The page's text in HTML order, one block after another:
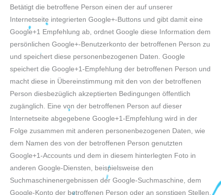
Betätigt die betroffene Person einen der auf unserer
Internetseite integrierten Google+-Buttons und gibt damit eine
Google+1 Empfehlung ab, ordnet Google diese Information dem
persönlichen Google+-Benutzerkonto der betroffenen Person zu
und speichert diese personenbezogenen Daten. Google
speichert die Google+1-Empfehlung der betroffenen Person und
macht diese in Übereinstimmung mit den von der betroffenen
Person diesbezüglich akzeptierten Bedingungen öffentlich
zugänglich. Eine von der betroffenen Person auf dieser
Internetseite abgegebene Google+1-Empfehlung wird in der
Folge zusammen mit anderen personenbezogenen Daten, wie
dem Namen des von der betroffenen Person genutzten
Google+1-Accounts und dem in diesem hinterlegten Foto in
anderen Google-Diensten, beispielsweise den
Suchmaschinenergebnissen der Google-Suchmaschine, dem
Google-Konto der betroffenen Person oder an sonstigen Stellen,